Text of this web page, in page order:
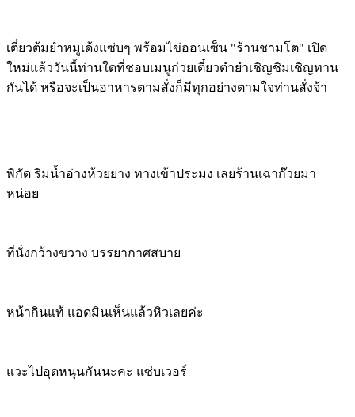
เตี๋ยวต้มยำหมูเด้งแซ่บๆ พร้อมไข่ออนเซ็น "ร้านชามโต" เปิด
ใหม่แล้ววันนี้ท่านใดที่ชอบเมนูก๋วยเตี๋ยวตำยำเชิญชิมเชิญทาน
กันได้ หรือจะเป็นอาหารตามสั่งก็มีทุกอย่างตามใจท่านสั่งจ้า
พิกัด ริมน้ำอ่างห้วยยาง ทางเข้าประมง เลยร้านเฉาก๊วยมา
หน่อย
ที่นั่งกว้างขวาง บรรยากาศสบาย
หน้ากินแท้ แอดมินเห็นแล้วหิวเลยค่ะ
แวะไปอุดหนุนกันนะคะ แซ่บเวอร์